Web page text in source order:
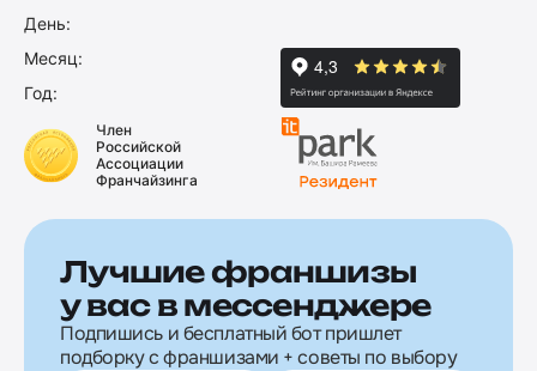
День:
Месяц:
Год:
Член
Российской
Ассоциации
Франчайзинга
Лучшие франшизы
у вас в мессенджере
Подпишись и бесплатный бот пришлет
подборку с франшизами + советы по выбору